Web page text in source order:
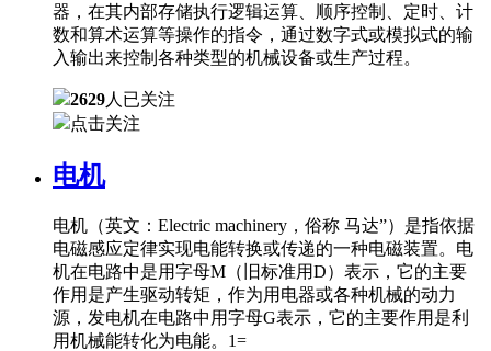
器，在其内部存储执行逻辑运算、顺序控制、定时、计
数和算术运算等操作的指令，通过数字式或模拟式的输
入输出来控制各种类型的机械设备或生产过程。
2629人已关注
点击关注
电机
电机（英文：Electric machinery，俗称 马达”）是指依据
电磁感应定律实现电能转换或传递的一种电磁装置。电
机在电路中是用字母M（旧标准用D）表示，它的主要
作用是产生驱动转矩，作为用电器或各种机械的动力
源，发电机在电路中用字母G表示，它的主要作用是利
用机械能转化为电能。1=